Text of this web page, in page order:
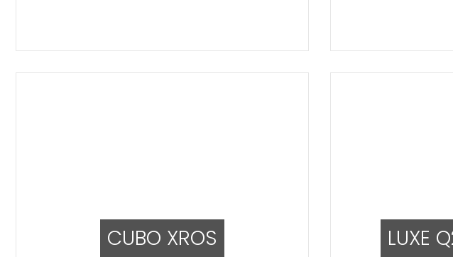
CUBO XROS LUXE